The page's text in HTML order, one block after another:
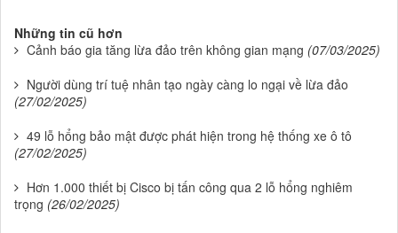
Những tin cũ hơn
Cảnh báo gia tăng lừa đảo trên không gian mạng (07/03/2025)
Người dùng trí tuệ nhân tạo ngày càng lo ngại về lừa đảo
(27/02/2025)
49 lỗ hổng bảo mật được phát hiện trong hệ thống xe ô tô
(27/02/2025)
Hơn 1.000 thiết bị Cisco bị tấn công qua 2 lỗ hổng nghiêm
trọng (26/02/2025)